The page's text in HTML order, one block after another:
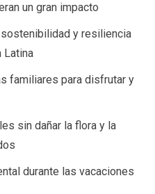
un gran impacto
sostenibilidad y resiliencia
Latina
familiares para disfrutar y
sin dañar la flora y la
durante las vacaciones